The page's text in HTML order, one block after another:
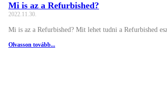
Mi is az a Refurbished?
2022.11.30.
Mi is az a Refurbished? Mit lehet tudni a Refurbished
Olvasson tovább...